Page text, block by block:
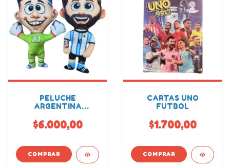
PELUCHE
ARGENTINA
$6.000,00
CARTAS UNO
FUTBOL
$1.700,00